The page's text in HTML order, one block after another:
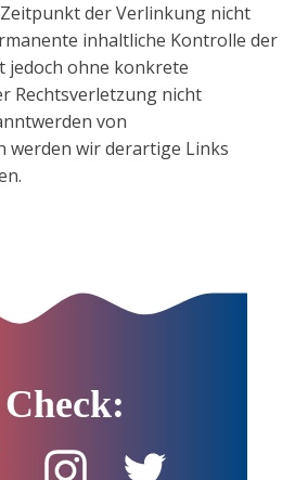
der Verlinkung nicht
inhaltliche Kontrolle der
jedoch ohne konkrete
Rechtsverletzung nicht
von
werden wir derartige Links
Check: